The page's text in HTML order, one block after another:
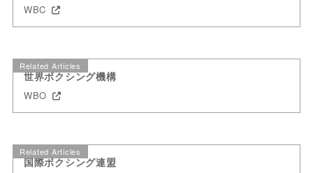
WBC
Related Articles
世界ボクシング機構
WBO
Related Articles
国際ボクシング連盟